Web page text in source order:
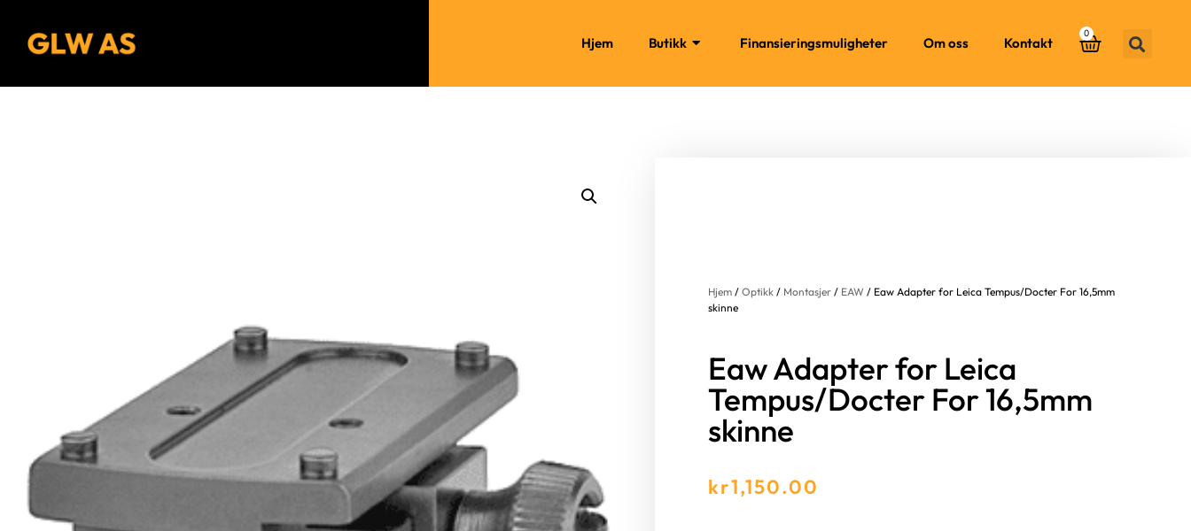
Hjem Butikk Finansieringsmuligheter Om oss Kontakt
0
Hjem /Optikk / Montasjer / EAW / Eaw Adapter for Leica Tempus/Docter For 16,5mm
skinne
Eaw Adapter for Leica
Tempus/Docter For 16,5mm
skinne
kr1,150.00